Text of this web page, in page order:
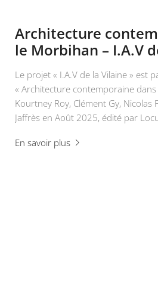
Architecture
le Morbihan – I.A.V
Le projet « I.A.V de la Vilaine » est
« Architecture contemporaine
Kourtney Roy, Clément Gy, Nicolas
Jaffrès en Août 2025, édité par
En savoir plus